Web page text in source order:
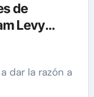
de
Levy